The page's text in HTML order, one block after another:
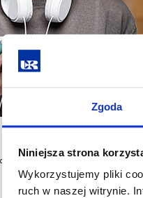
Zgoda
Niniejsza strona
Wykorzystujemy pliki
ruch w naszej witrynie.
Wydział Nauk Ścisłych i